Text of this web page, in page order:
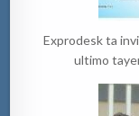
Exprodesk ta
ultimo